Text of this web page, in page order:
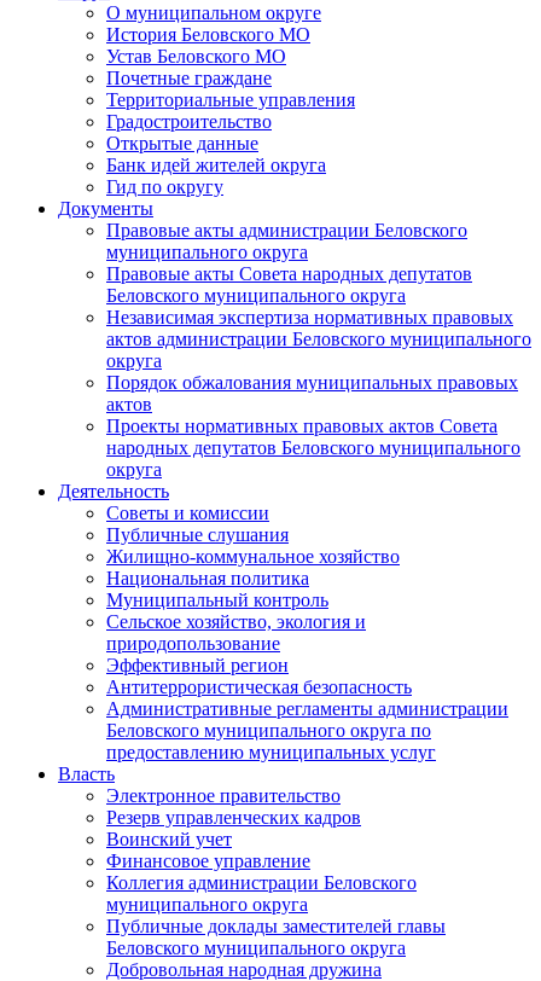
О муниципальном округе
История Беловского МО
Устав Беловского МО
Почетные граждане
Территориальные управления
Градостроительство
Открытые данные
Банк идей жителей округа
Гид по округу
Документы
Правовые акты администрации Беловского
муниципального округа
Правовые акты Совета народных депутатов
Беловского муниципального округа
Независимая экспертиза нормативных правовых
актов администрации Беловского муниципального
округа
Порядок обжалования муниципальных правовых
актов
Проекты нормативных правовых актов Совета
народных депутатов Беловского муниципального
округа
Деятельность
Советы и комиссии
Публичные слушания
Жилищно-коммунальное хозяйство
Национальная политика
Муниципальный контроль
Сельское хозяйство, экология и
природопользование
Эффективный регион
Антитеррористическая безопасность
Административные регламенты администрации
Беловского муниципального округа по
предоставлению муниципальных услуг
Власть
Электронное правительство
Резерв управленческих кадров
Воинский учет
Финансовое управление
Коллегия администрации Беловского
муниципального округа
Публичные доклады заместителей главы
Беловского муниципального округа
Добровольная народная дружина